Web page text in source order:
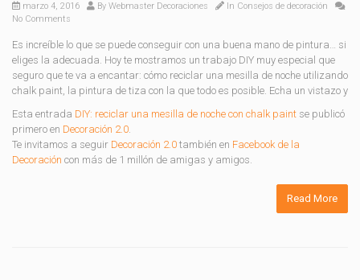
marzo 4, 2016 By Webmaster Decoraciones In Consejos de decoración
No Comments
Es increíble lo que se puede conseguir con una buena mano de pintura… si
eliges la adecuada. Hoy te mostramos un trabajo DIY muy especial que
seguro que te va a encantar: cómo reciclar una mesilla de noche utilizando
chalk paint, la pintura de tiza con la que todo es posible. Echa un vistazo y
Esta entrada DIY: reciclar una mesilla de noche con chalk paint se publicó
primero en Decoración 2.0.
Te invitamos a seguir Decoración 2.0 también en Facebook de la
Decoración con más de 1 millón de amigas y amigos.
Read More